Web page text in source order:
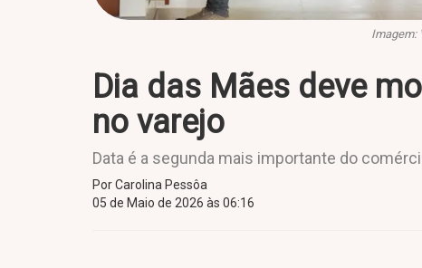
Imagem:
Dia das Mães deve
no varejo
Data é a segunda mais importante do
Por Carolina Pessôa
05 de Maio de 2026 às 06:16